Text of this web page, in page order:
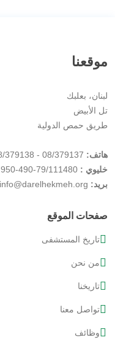
موقعنا
لبنان، بعلبك
تل الأبيض
طريق حمص الدولية
هاتف:
خليوي :
بريد:
صفحات الموقع
تاريخ المستشفى
من نحن
تاريخنا
تواصل معنا
وظائف